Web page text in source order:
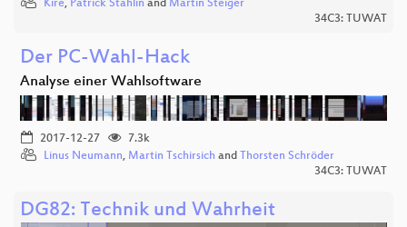
Kire, Patrick Stählin and Martin Steiger
34C3: TUWAT
Der PC-Wahl-Hack
Analyse einer Wahlsoftware
2017-12-27
7.3k
Linus Neumann, Martin Tschirsich and Thorsten Schröder
34C3: TUWAT
DG82: Technik und Wahrheit